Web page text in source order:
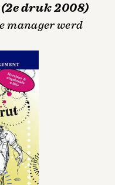
druk 2008)
manager werd